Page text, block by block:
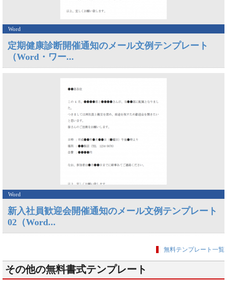
Word
定期健康診断開催通知のメール文例テンプレート
（Word・ワー...
Word
新入社員歓迎会開催通知のメール文例テンプレート
02（Word...
無料テンプレート一覧
その他の無料書式テンプレート